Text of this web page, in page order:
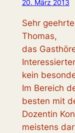
20. März 2013
Sehr
Thomas,
das
kein
Im Bereich
besten mit
Dozentin
meistens